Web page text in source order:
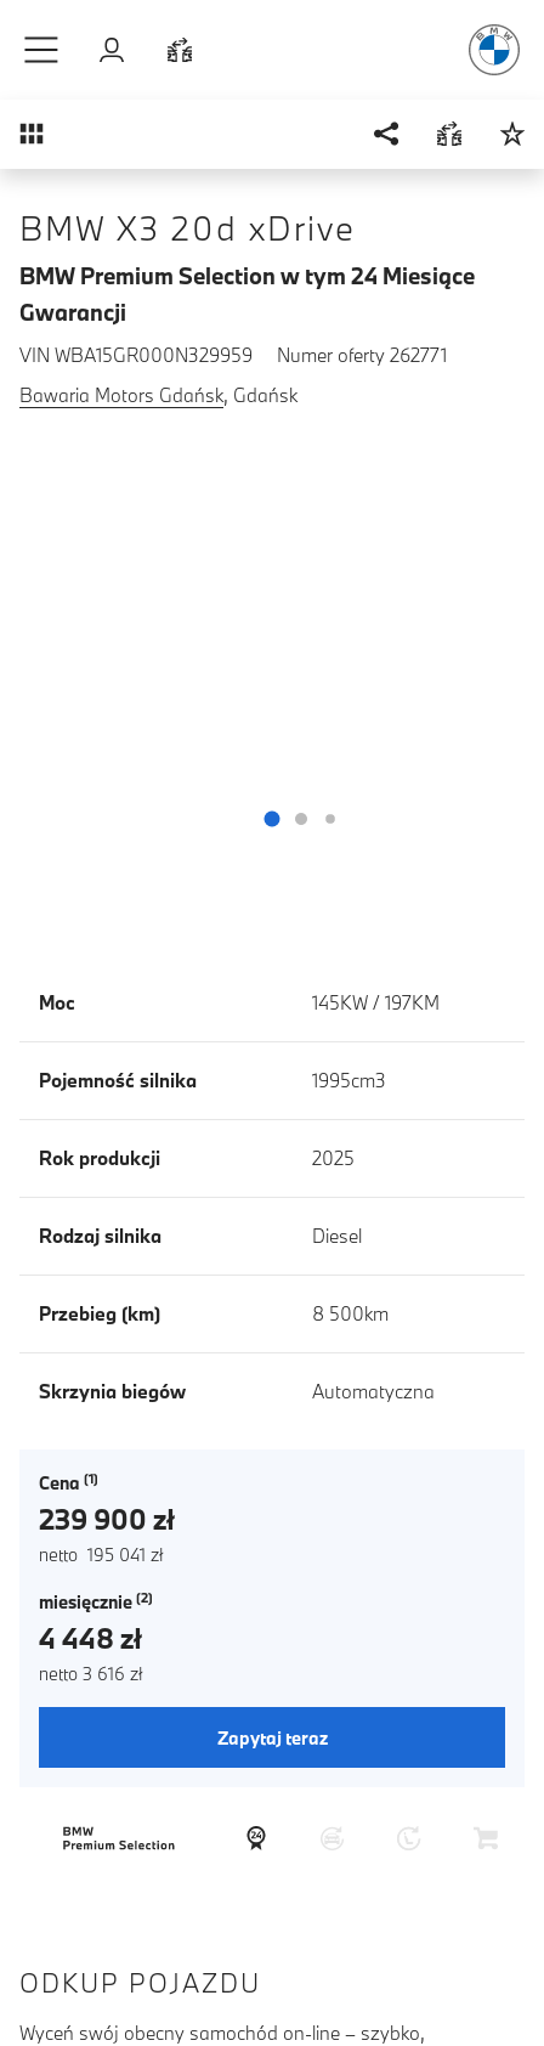
Zaloguj się
Przegląd
BMW X3 20d xDrive
BMW Premium Selection w tym 24 Miesiące
Gwarancji
VIN WBA15GR000N329959
Numer oferty 262771
Bawaria Motors Gdańsk, Gdańsk
Moc 145KW / 197KM
Pojemność silnika 1995cm3
Rok produkcji 2025
Rodzaj silnika Diesel
Przebieg (km) 8 500km
Skrzynia biegów Automatyczna
Cena
239 900 zł
netto 195 041 zł
miesięcznie
4 448 zł
netto 3 616 zł
Zapytaj teraz
ODKUP POJAZDU
Wyceń swój obecny samochód on-line – szybko,